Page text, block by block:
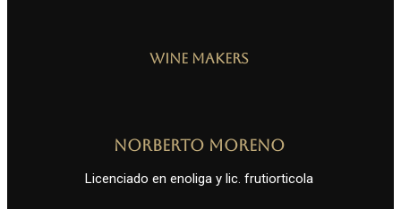
Wine Makers
Norberto Moreno
Licenciado en enoliga y lic. frutiorticola